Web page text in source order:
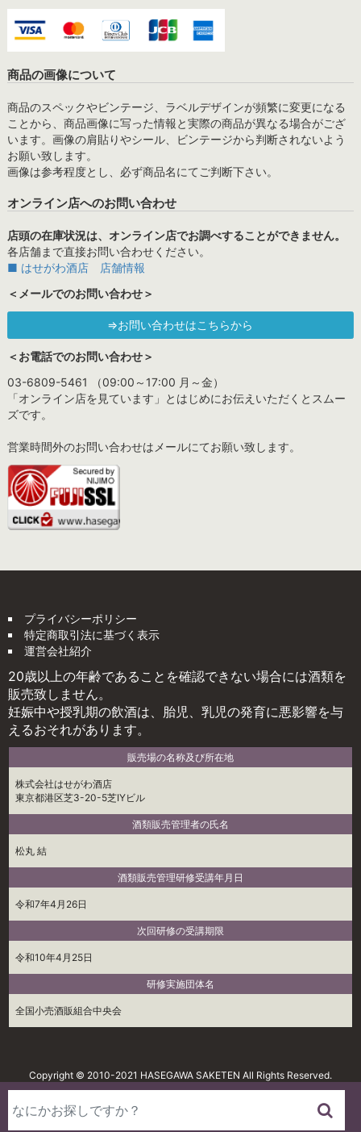
商品の画像について
商品のスペックやビンテージ、ラベルデザインが頻繁に変更になる
ことから、商品画像に写った情報と実際の商品が異なる場合がござ
います。画像の肩貼りやシール、ビンテージから判断されないよう
お願い致します。
画像は参考程度とし、必ず商品名にてご判断下さい。
オンライン店へのお問い合わせ
店頭の在庫状況は、オンライン店でお調べすることができません。
各店舗まで直接お問い合わせください。
■ はせがわ酒店 店舗情報
＜メールでのお問い合わせ＞
⇒お問い合わせはこちらから
＜お電話でのお問い合わせ＞
03-6809-5461 （09:00～17:00 月～金）
「オンライン店を見ています」とはじめにお伝えいただくとスムー
ズです。
営業時間外のお問い合わせはメールにてお願い致します。
プライバシーポリシー
特定商取引法に基づく表示
運営会社紹介
20歳以上の年齢であることを確認できない場合には酒類を
販売致しません。
妊娠中や授乳期の飲酒は、胎児、乳児の発育に悪影響を与
えるおそれがあります。
販売場の名称及び所在地
株式会社はせがわ酒店
東京都港区芝3-20-5芝IYビル
酒類販売管理者の氏名
松丸 結
酒類販売管理研修受講年月日
令和7年4月26日
次回研修の受講期限
令和10年4月25日
研修実施団体名
全国小売酒販組合中央会
Copyright © 2010-2021 HASEGAWA SAKETEN All Rights Reserved.